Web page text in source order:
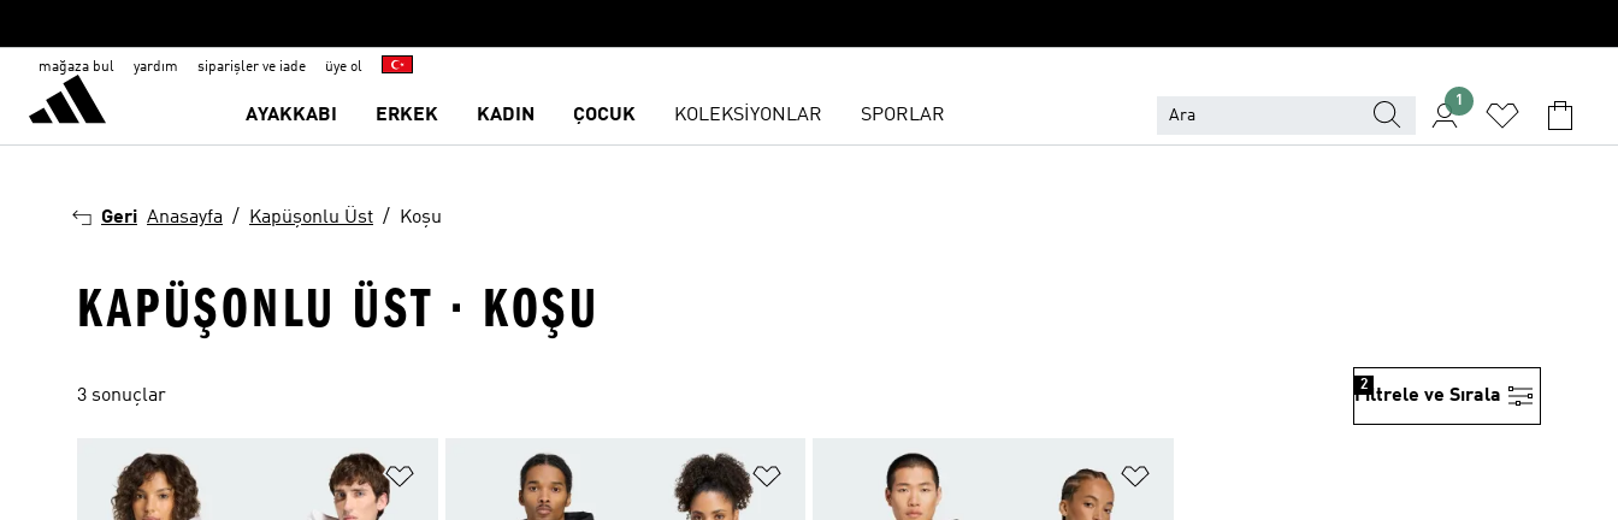
mağaza bul yardım siparişler ve iade üye ol
AYAKKABI ERKEK KADIN ÇOCUK KOLEKSİYONLAR SPORLAR
1
Geri Anasayfa Kapüşonlu Üst Koşu
KAPÜŞONLU ÜST · KOŞU
3 sonuçlar Filtrele ve Sırala
2
Favori Listesine Ekle Favori Listesine Ekle